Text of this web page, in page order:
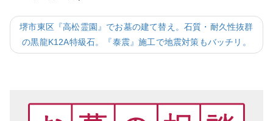
堺市東区『高松霊園』でお墓の建て替え。石質・耐久性抜群
の黒龍K12A特級石。『泰震』施工で地震対策もバッチリ。